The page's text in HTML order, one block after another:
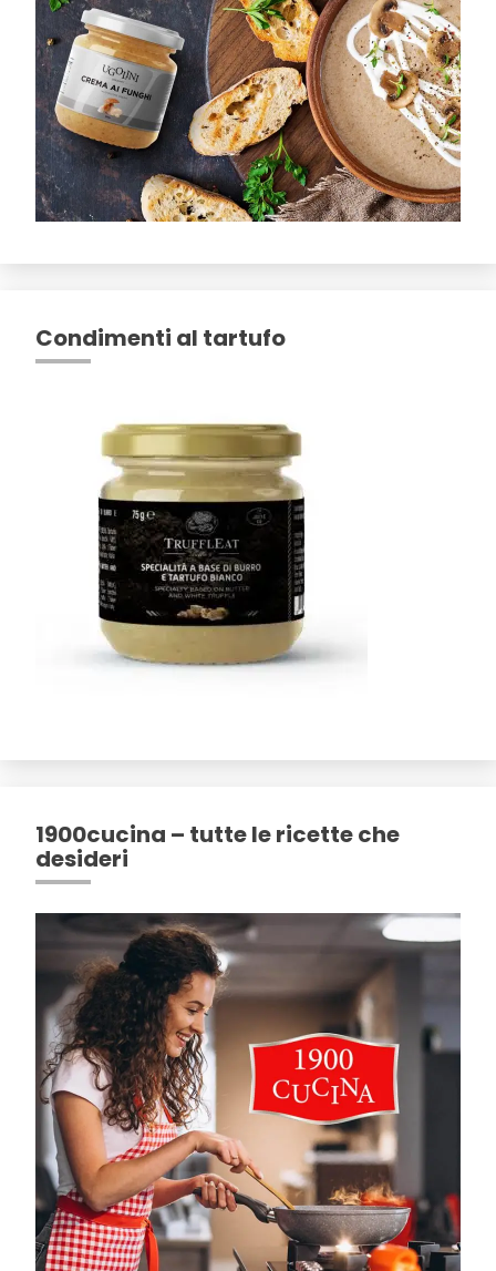
Condimenti al tartufo
1900cucina – tutte le ricette che
desideri